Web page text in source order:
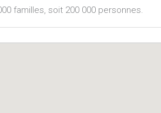
familles, soit 200 000 personnes.